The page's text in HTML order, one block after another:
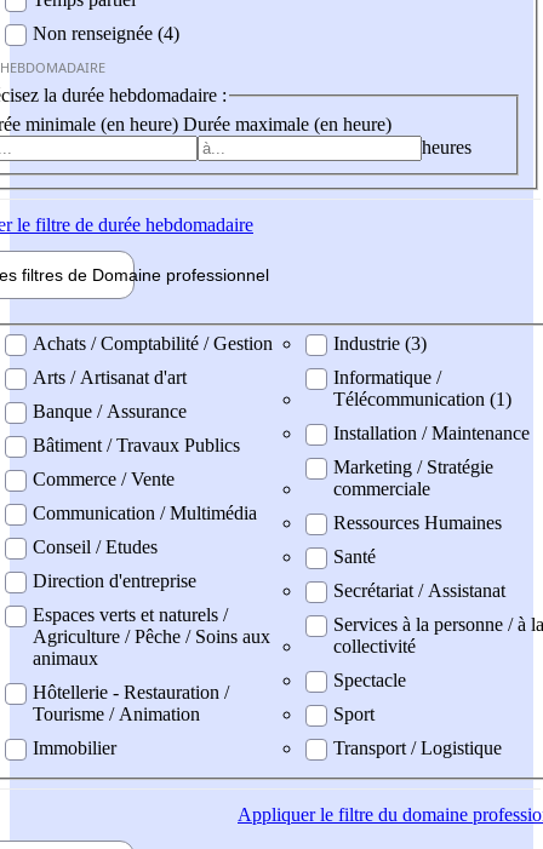
Non renseignée (4)
la durée hebdomadaire :
minimale (en heure) Durée maximale (en heure)
heures
le filtre de durée hebdomadaire
filtres de Domaine professionnel
professionel
Achats / Comptabilité / Gestion
Arts / Artisanat d'art
Banque / Assurance
Bâtiment / Travaux Publics
Commerce / Vente
Communication / Multimédia
Conseil / Etudes
Direction d'entreprise
Espaces verts et naturels /
Agriculture / Pêche / Soins aux
animaux
Hôtellerie - Restauration /
Tourisme / Animation
Immobilier
Industrie (3)
Informatique /
Télécommunication (1)
Installation / Maintenance
Marketing / Stratégie
commerciale
Ressources Humaines
Santé
Secrétariat / Assistanat
Services à la personne / à la
collectivité
Spectacle
Sport
Transport / Logistique
Appliquerle filtre du domaine